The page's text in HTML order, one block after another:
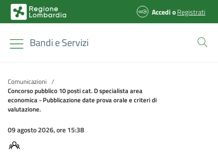
AccedioRegistrati
Bandi e Servizi
Comunicazioni /
Concorso pubblico 10 posti cat. D specialista area
economica - Pubblicazione date prova orale e criteri di
valutazione.
09 agosto 2026, ore 15:38